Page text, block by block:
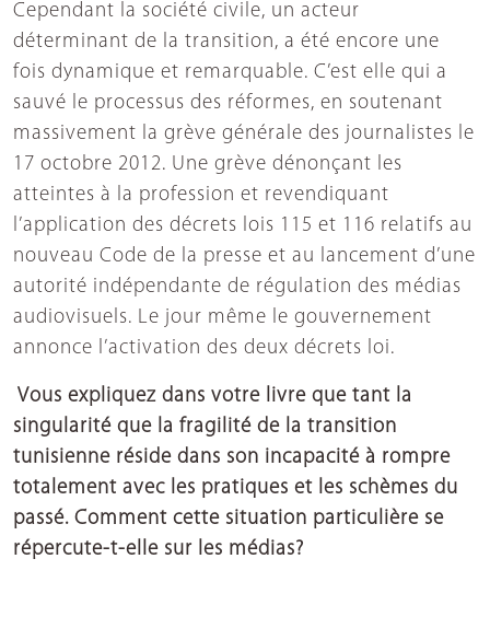
Cependant la société civile, un acteur
déterminant de la transition, a été encore une
fois dynamique et remarquable. C’est elle qui a
sauvé le processus des réformes, en soutenant
massivement la grève générale des journalistes le
17 octobre 2012. Une grève dénonçant les
atteintes à la profession et revendiquant
l’application des décrets lois 115 et 116 relatifs au
nouveau Code de la presse et au lancement d’une
autorité indépendante de régulation des médias
audiovisuels. Le jour même le gouvernement
annonce l’activation des deux décrets loi.
Vous expliquez dans votre livre que tant la
singularité que la fragilité de la transition
tunisienne réside dans son incapacité à rompre
totalement avec les pratiques et les schèmes du
passé. Comment cette situation particulière se
répercute-t-elle sur les médias?